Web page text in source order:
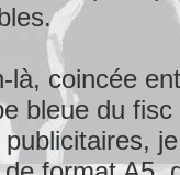
là, coincée
bleue du